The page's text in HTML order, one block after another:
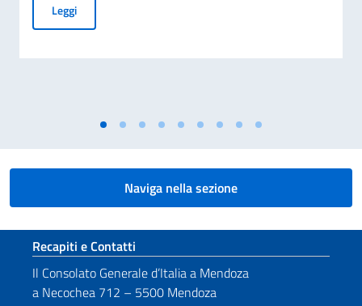
LeggiGiornata nazionale del sacrificio del lavoro italiano nel
Naviga nella sezione
Sezione footer
Recapiti e Contatti
Il Consolato Generale d’Italia a Mendoza
a Necochea 712 – 5500 Mendoza